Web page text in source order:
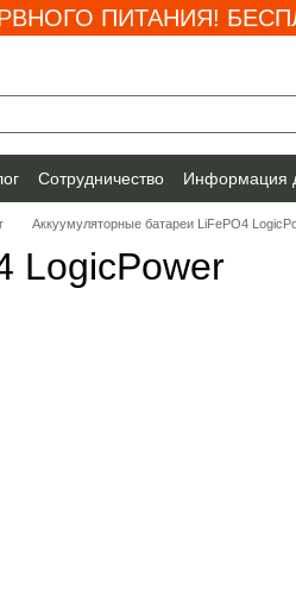
ПИТАНИЯ!
Сотрудничество Информация
Аккуумуляторные батареи LiFePO4
LogicPower